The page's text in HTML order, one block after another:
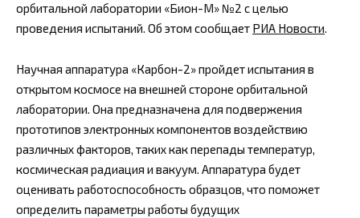
орбитальной лаборатории «Бион-М» №2 с целью
проведения испытаний. Об этом сообщает РИА Новости.
Научная аппаратура «Карбон-2» пройдет испытания в
открытом космосе на внешней стороне орбитальной
лаборатории. Она предназначена для подвержения
прототипов электронных компонентов воздействию
различных факторов, таких как перепады температур,
космическая радиация и вакуум. Аппаратура будет
оценивать работоспособность образцов, что поможет
определить параметры работы будущих